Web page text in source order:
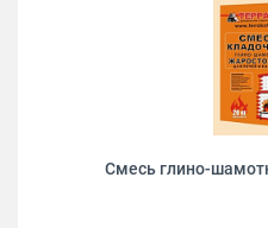
Смесь глино-